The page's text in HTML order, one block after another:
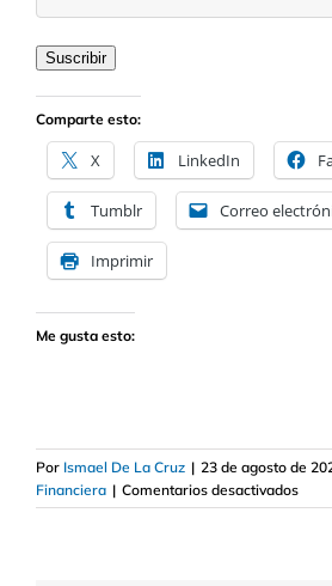
de
correo
electrónico
Suscribir
Comparte esto:
X LinkedIn
Tumblr Correo
Imprimir
Me gusta esto:
Por Ismael De La Cruz | 23 de agosto de
Financiera | Comentarios desactivadosen